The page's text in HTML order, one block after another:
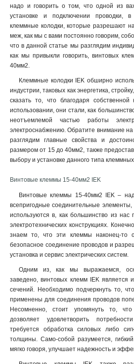
надо и говорить о том, что одной из
установке и подключении проводки,
клеммные колодки, которые разрешают
меж, как мы с вами постоянно говорим,
что в данной статье мы разглядим
как мы привыкли говорить, винтовых
40мм2.
Клеммные колодки IEK обширно
индустрии, таковых как энергетика,
сказать то, что благодаря
использовании, они стали, как
неотъемлемой частью работы
электроснабжению. Обратите внимание
разглядим главные свойства и
размером от 15 до 40мм2, также
выбору и установке данного типа
Винтовые клеммы 15-40мм2 IEK
Винтовые клеммы 15-40мм2 IEK –
всепригодные соединительные
используются в, как большинство из нас
электротехнических конструкциях.
знаем то, что эти клеммы наконец-то
безопасное соединение проводов и
установка и сервис электрических систем.
Одним из, как мы выражаемся,
заведено, винтовых клемм IEK является
сечений. Необходимо подчеркнуть то,
применены для соединения проводов
Несомненно, стоит упомянуть то,
дозволяет удовлетворить
требуется обработка силовых либо
толщины. Само-собой разумеется,
мягко говоря, улучшает надежность и